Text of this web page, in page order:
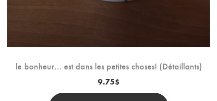
le bonheur… est dans les petites choses! (Détaillants)
9.75$